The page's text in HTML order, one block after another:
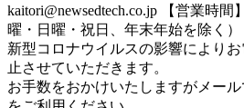
kaitori@newsedtech.co.jp
【営業時間
曜・日曜・祝日、年末年始を除く）
新型コロナウイルスの影響により
止させていただきます。
お手数をおかけいたしますがメー